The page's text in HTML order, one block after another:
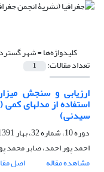
کلیدواژه‌ها =شهر
تعداد مقالات: 1
ارزیابی و سنجش
استفاده از مدلهای
سیدنی)
دوره 10، شماره 32، بهار 1391، صفحه
احمد پور احمد، صابر محمد
مشاهده مقاله
اصل